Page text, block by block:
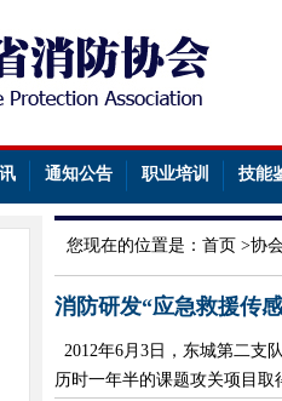
通知公告 职业培训 技能
您现在的位置是： 首页 >协
消防研发“应急救援传
2012年6月3日，东城第二支
历时一年半的课题攻关项目